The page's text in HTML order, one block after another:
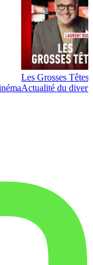
Les Grosses Têtes
Actualité du